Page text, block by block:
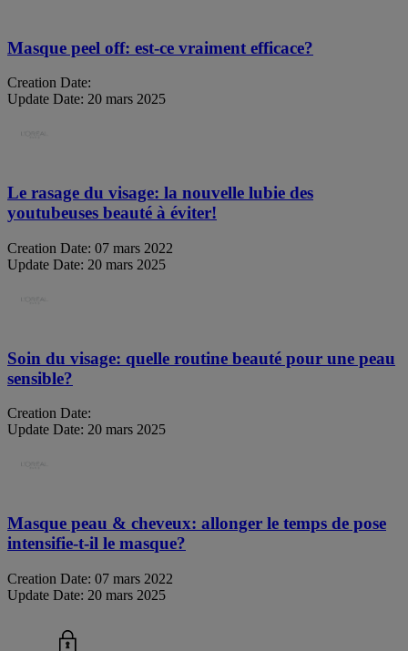
Masque peel off: est-ce vraiment efficace?
Creation Date:
Update Date: 20 mars 2025
Le rasage du visage: la nouvelle lubie des
youtubeuses beauté à éviter!
Creation Date: 07 mars 2022
Update Date: 20 mars 2025
Soin du visage: quelle routine beauté pour une peau
sensible?
Creation Date:
Update Date: 20 mars 2025
Masque peau & cheveux: allonger le temps de pose
intensifie-t-il le masque?
Creation Date: 07 mars 2022
Update Date: 20 mars 2025